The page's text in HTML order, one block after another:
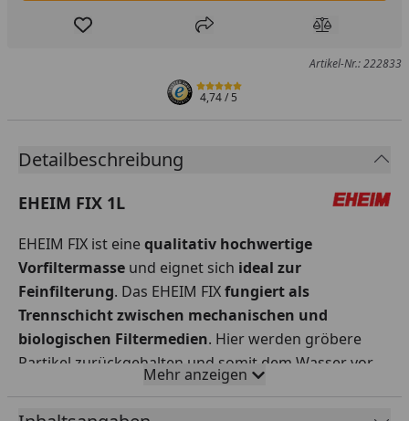
Produkt zur Wunschliste hinzufügen
Teilen Produkt
Artikel-Nr.: 222833
4,74/ 5
Detailbeschreibung
EHEIM FIX 1L
EHEIM FIX ist einequalitativ hochwertige
Vorfiltermasse und eignet sich ideal zur
Feinfilterung. Das EHEIM FIXfungiert als
Trennschicht zwischen mechanischen und
biologischen Filtermedien. Hier werden gröbere
Partikel zurückgehalten und somit dem Wasser vor
dem Eintritt in biologisch arbeitende Filterschichten
entzogen.
Mehr anzeigen